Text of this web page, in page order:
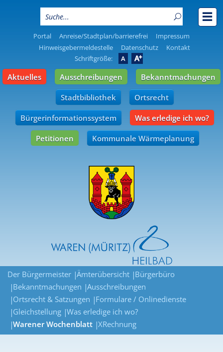
Portal Anreise/Stadtplan/barrierefrei
Impressum
Hinweisgebermeldestelle
Datenschutz
Kontakt
Schriftgröße:
A A
Aktuelles Ausschreibungen Bekanntmachungen
Stadtbibliothek Ortsrecht
Bürgerinformationssystem Was erledige ich wo?
Petitionen Kommunale Wärmeplanung
Der Bürgermeister Ämterübersicht Bürgerbüro
Bekanntmachungen Ausschreibungen
Ortsrecht & Satzungen
Formulare / Onlinedienste
Gleichstellung Was erledige ich wo?
Warener Wochenblatt XRechnung